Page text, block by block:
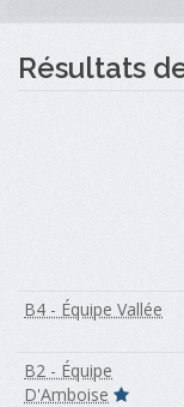
Résultats
B4 - Équipe Vallée
B2 - Équipe
D'Amboise